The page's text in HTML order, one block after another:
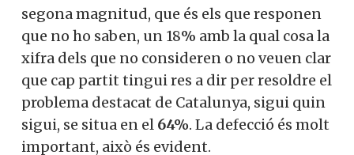
Però a aquella xifra a més cal afegir-hi la
segona magnitud, que és els que
responen que no ho saben, un 18% amb la
qual cosa la xifra dels que no consideren o
no veuen clar que cap partit tingui res a
dir per resoldre el problema destacat de
Catalunya, sigui quin sigui, se situa en el